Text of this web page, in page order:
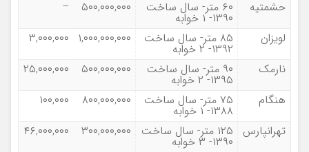
حشمتیه
۶۰ متر- سال ساخت
۱۳۹۰- ۱ خوابه
۵۰۰,۰۰۰,۰۰۰
–
لویزان
۸۵ متر- سال ساخت
۱۳۹۲- ۲ خوابه
۱,۰۰۰,۰۰۰,۰۰۰ ۳,۰۰۰,۰۰۰
نارمک
۹۰ متر- سال ساخت
۱۳۹۵- ۲ خوابه
۵۰۰,۰۰۰,۰۰۰
۲۵,۰۰۰,۰۰۰
هنگام
۷۵ متر- سال ساخت
۱۳۸۸- ۱ خوابه
۸۰۰,۰۰۰,۰۰۰
۱۰۰,۰۰۰
تهرانپارس
۱۲۵ متر- سال ساخت
۱۳۹۰- ۳ خوابه
۳۰۰,۰۰۰,۰۰۰
۴۶,۰۰۰,۰۰۰